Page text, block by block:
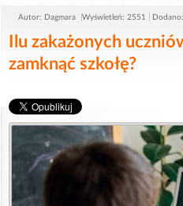
Autor: Dagmara Wyświetleń: 2551
Ilu zakażonych
zamknąć szkołę?